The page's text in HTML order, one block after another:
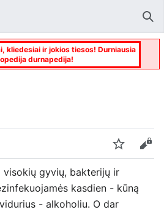
kliedesiai ir jokios tiesos! Durniausia
durnapedija!
Stebėti
Keisti
visokių gyvių, bakterijų ir
kasdien - kūną
- alkoholiu. O dar